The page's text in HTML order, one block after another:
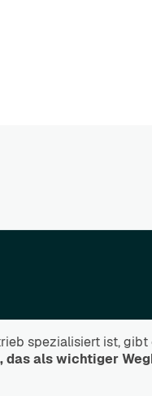
spezialisiert ist, gibt
das als wichtiger